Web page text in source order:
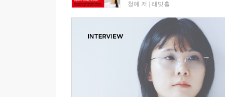
청예 저 래빗홀